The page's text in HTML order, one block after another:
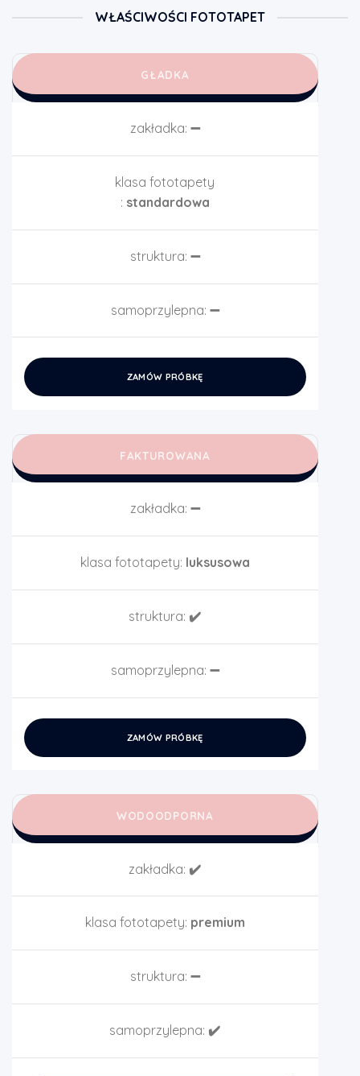
WŁAŚCIWOŚCI FOTOTAPET
GŁADKA
zakładka: ➖
klasa fototapety
: standardowa
struktura: ➖
samoprzylepna: ➖
ZAMÓW PRÓBKĘ
FAKTUROWANA
zakładka: ➖
klasa fototapety: luksusowa
struktura: ✔️
samoprzylepna: ➖
ZAMÓW PRÓBKĘ
WODOODPORNA
zakładka: ✔️
klasa fototapety: premium
struktura: ➖
samoprzylepna: ✔️